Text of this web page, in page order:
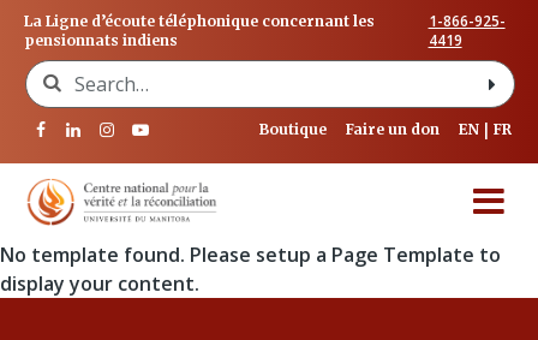
La Ligne d’écoute téléphonique concernant les
pensionnats indiens
1-866-925-
4419
Search for:
Boutique Faire un don EN FR
No template found. Please setup a Page Template to
display your content.